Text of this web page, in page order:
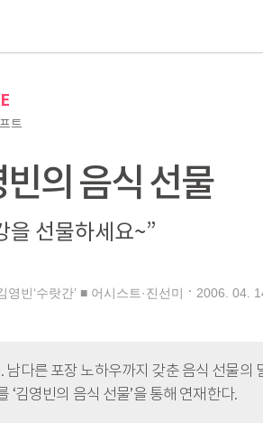
트
의 음식 선물
을 선물하세요~”
빈‘수랏간’ ■ 어시스트·진선미 2006. 04.
다른 포장 노하우까지 갖춘 음식 선물의
김영빈의 음식 선물’을 통해 연재한다.